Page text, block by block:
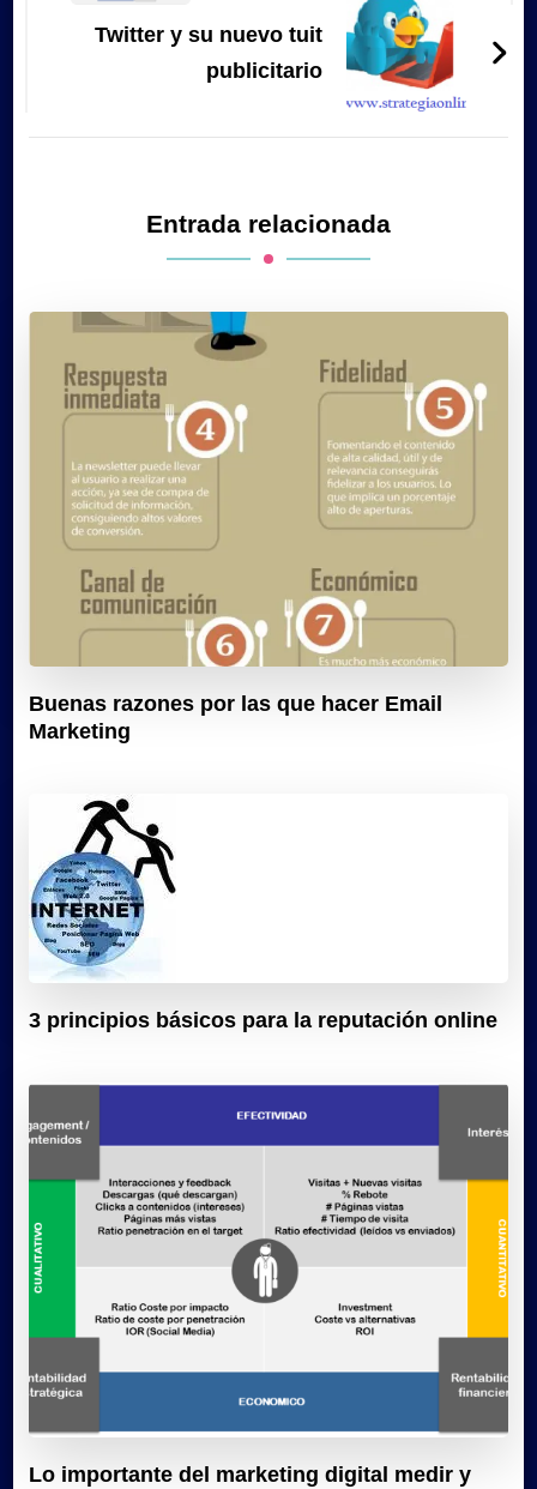
Twitter y su nuevo tuit
publicitario
Entrada relacionada
Buenas razones por las que hacer Email
Marketing
3 principios básicos para la reputación online
Lo importante del marketing digital medir y